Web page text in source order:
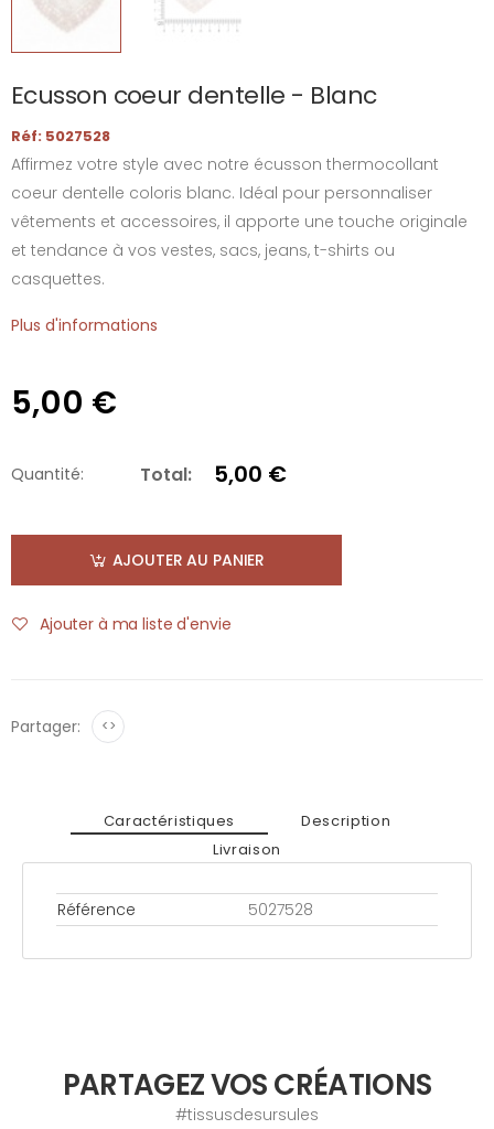
Ecusson coeur dentelle - Blanc
Réf: 5027528
Affirmez votre style avec notre écusson thermocollant
coeur dentelle coloris blanc. Idéal pour personnaliser
vêtements et accessoires, il apporte une touche originale
et tendance à vos vestes, sacs, jeans, t-shirts ou
casquettes.
Plus d'informations
5,00 €
Quantité: Total: 5,00 €
AJOUTER AU PANIER
Ajouter à ma liste d'envie
Partager: <>
Caractéristiques
Description
Livraison
Référence 5027528
PARTAGEZ VOS CRÉATIONS
#tissusdesursules